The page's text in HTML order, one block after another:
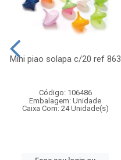
Mini piao solapa c/20 ref 863
Código: 106486
Embalagem: Unidade
Caixa Com: 24 Unidade(s)